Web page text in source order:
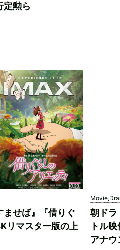
定勲ら
ませば』『借りぐ
リマスター版の上
朝ドラ
トル
アナウ